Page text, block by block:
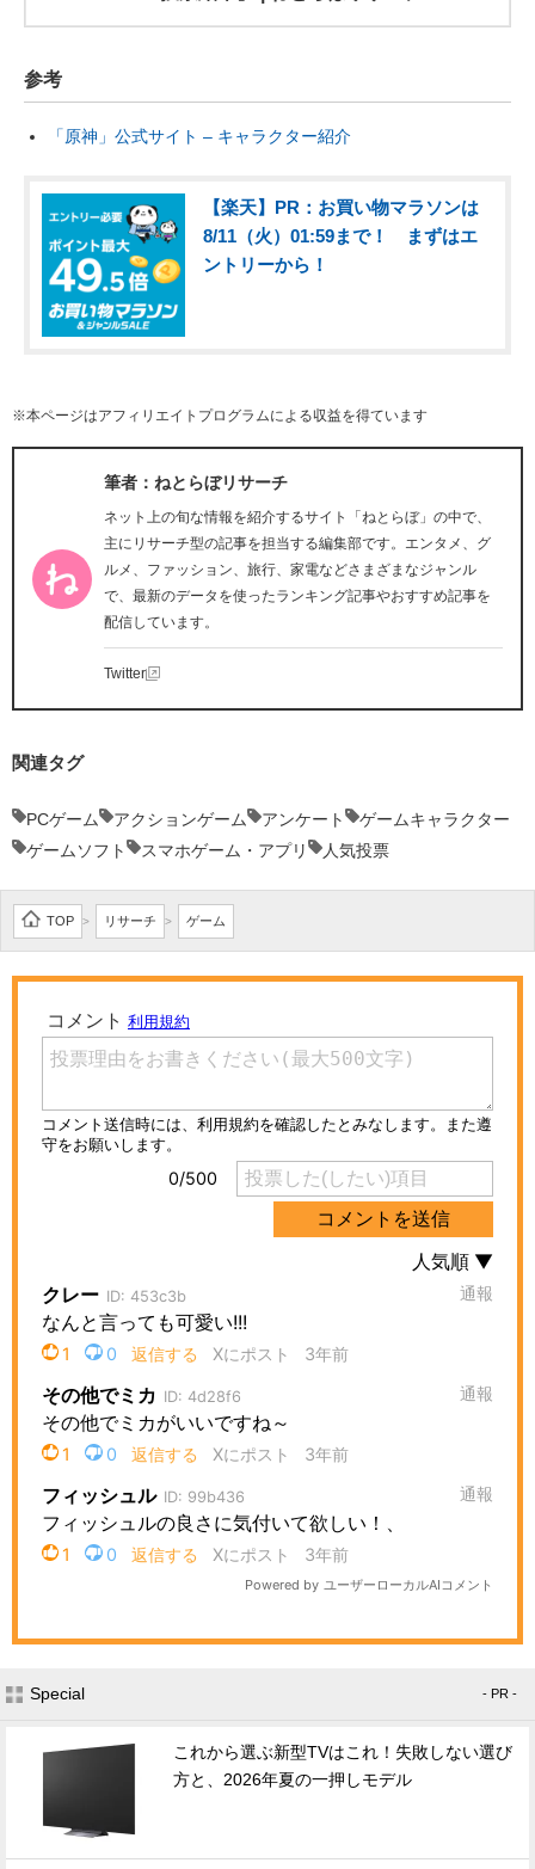
参考
「原神」公式サイト – キャラクター紹介
【楽天】PR：お買い物マラソンは
8/11（火）01:59まで！ まずはエ
ントリーから！
※本ページはアフィリエイトプログラムによる収益を得ています
筆者：ねとらぼリサーチ
ネット上の旬な情報を紹介するサイト「ねとらぼ」の中で、
主にリサーチ型の記事を担当する編集部です。エンタメ、グ
ルメ、ファッション、旅行、家電などさまざまなジャンル
で、最新のデータを使ったランキング記事やおすすめ記事を
配信しています。
Twitter
関連タグ
PCゲーム アクションゲーム アンケート
ゲームキャラクター
ゲームソフト
スマホゲーム・アプリ 人気投票
TOP > リサーチ > ゲーム
Special - PR -
これから選ぶ新型TVはこれ！失敗しない選び
方と、2026年夏の一押しモデル